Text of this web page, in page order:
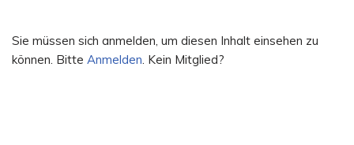
Sie müssen sich anmelden, um diesen Inhalt einsehen zu
können. Bitte Anmelden. Kein Mitglied?